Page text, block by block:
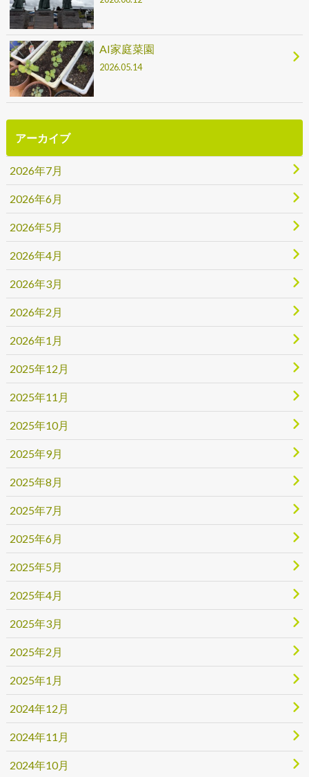
AI家庭菜園
2026.05.14
アーカイブ
2026年7月
2026年6月
2026年5月
2026年4月
2026年3月
2026年2月
2026年1月
2025年12月
2025年11月
2025年10月
2025年9月
2025年8月
2025年7月
2025年6月
2025年5月
2025年4月
2025年3月
2025年2月
2025年1月
2024年12月
2024年11月
2024年10月